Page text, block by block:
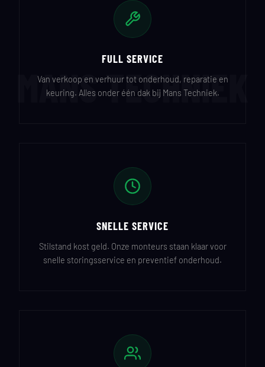
MANS TECHNIEK
FULL SERVICE
Van verkoop en verhuur tot onderhoud, reparatie en
keuring. Alles onder één dak bij Mans Techniek.
SNELLE SERVICE
Stilstand kost geld. Onze monteurs staan klaar voor
snelle storingsservice en preventief onderhoud.